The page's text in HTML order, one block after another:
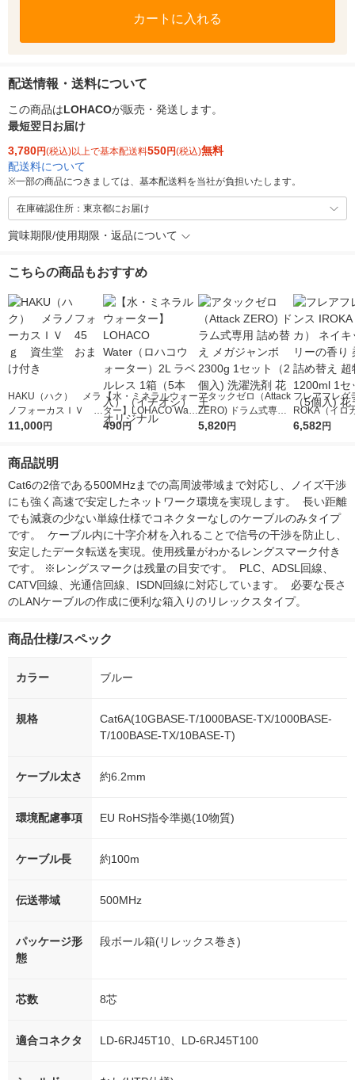
カートに入れる
配送情報・送料について
この商品はLOHACOが販売・発送します。
最短翌日お届け
3,780円(税込)以上で基本配送料550円(税込)無料
配送料について
※一部の商品につきましては、基本配送料を当社が負担いたします。
在庫確認住所：東京都にお届け
賞味期限/使用期限・返品について
こちらの商品もおすすめ
HAKU（ハク） メラ
ノフォーカスＩＶ 4
5ｇ 資生堂 おまけ
11,000円
【水・ミネラルウォー
ター】LOHACO Wate
r（ロハコウォータ
490円
アタックゼロ（Attack
ZERO) ドラム式専用
詰め替え メガジャン
5,820円
フレアフレグ
ROKA（イロ
イキッドリリ
6,582円
商品説明
Cat6の2倍である500MHzまでの高周波帯域まで対応し、ノイズ干渉
にも強く高速で安定したネットワーク環境を実現します。  長い距離
でも減衰の少ない単線仕様でコネクターなしのケーブルのみタイプ
です。  ケーブル内に十字介材を入れることで信号の干渉を防止し、
安定したデータ転送を実現。使用残量がわかるレングスマーク付き
です。 ※レングスマークは残量の目安です。  PLC、ADSL回線、
CATV回線、光通信回線、ISDN回線に対応しています。  必要な長さ
のLANケーブルの作成に便利な箱入りのリレックスタイプ。
商品仕様/スペック
カラー ブルー
規格
Cat6A(10GBASE-T/1000BASE-TX/1000BASE-
T/100BASE-TX/10BASE-T)
ケーブル太さ 約6.2mm
環境配慮事項 EU RoHS指令準拠(10物質)
ケーブル長 約100m
伝送帯域 500MHz
パッケージ形
態
段ボール箱(リレックス巻き)
芯数 8芯
適合コネクタ LD-6RJ45T10、LD-6RJ45T100